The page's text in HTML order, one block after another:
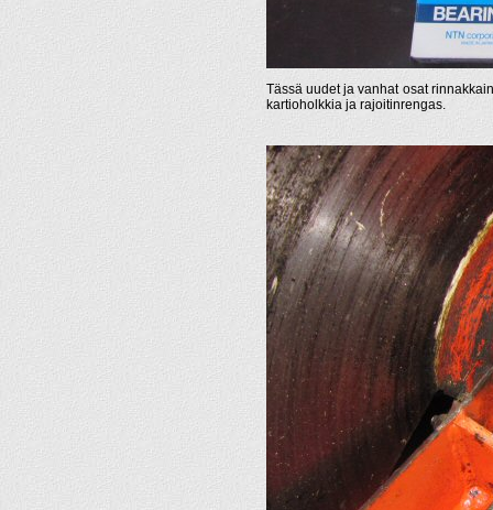
Tässä uudet ja vanhat osat
kartioholkkia ja rajoitinrengas.